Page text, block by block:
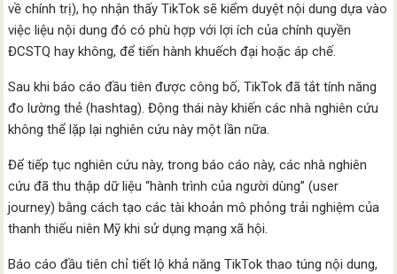
về chính trị), họ nhận thấy TikTok sẽ kiểm duyệt nội dung dựa vào
việc liệu nội dung đó có phù hợp với lợi ích của chính quyền
ĐCSTQ hay không, để tiến hành khuếch đại hoặc áp chế.
Sau khi báo cáo đầu tiên được công bố, TikTok đã tắt tính năng
đo lường thẻ (hashtag). Động thái này khiến các nhà nghiên cứu
không thể lặp lại nghiên cứu này một lần nữa.
Để tiếp tục nghiên cứu này, trong báo cáo này, các nhà nghiên
cứu đã thu thập dữ liệu “hành trình của người dùng” (user
journey) bằng cách tạo các tài khoản mô phỏng trải nghiệm của
thanh thiếu niên Mỹ khi sử dụng mạng xã hội.
Báo cáo đầu tiên chỉ tiết lộ khả năng TikTok thao túng nội dung,